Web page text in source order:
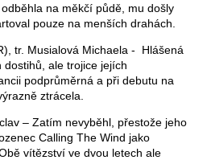
na měkčí půdě, mu došly
pouze na menších drahách.
tr. Musialová Michaela - Hlášená
dostihů, ale trojice jejích
podprůměrná a při debutu na
ztrácela.
– Zatím nevyběhl, přestože jeho
Calling The Wind jako
vítězství ve dvou letech ale